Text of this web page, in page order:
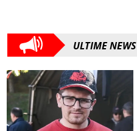
ULTIME NEWS